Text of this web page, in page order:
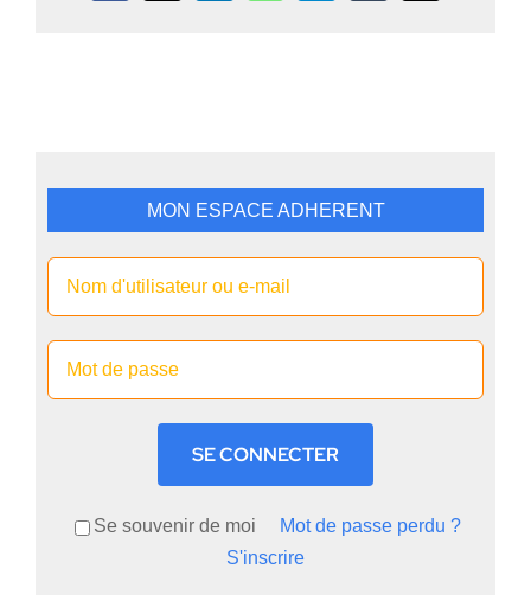
MON ESPACE ADHERENT
SE CONNECTER
Se souvenir de moi
Mot de passe perdu ?
S'inscrire